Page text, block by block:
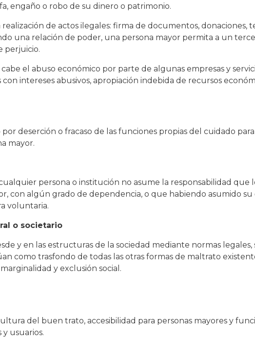
engaño o robo de su dinero o patrimonio.
de actos ilegales: firma de documentos, donaciones,
una relación de poder, una persona mayor permita a un
perjuicio.
el abuso económico por parte de algunas empresas y
intereses abusivos, apropiación indebida de recursos
deserción o fracaso de las funciones propias del cuidado
mayor.
persona o institución no asume la responsabilidad que
con algún grado de dependencia, o que habiendo asumido
voluntaria.
o societario
y en las estructuras de la sociedad mediante normas legales,
como trasfondo de todas las otras formas de maltrato
y exclusión social.
del buen trato, accesibilidad para personas mayores y
usuarios.